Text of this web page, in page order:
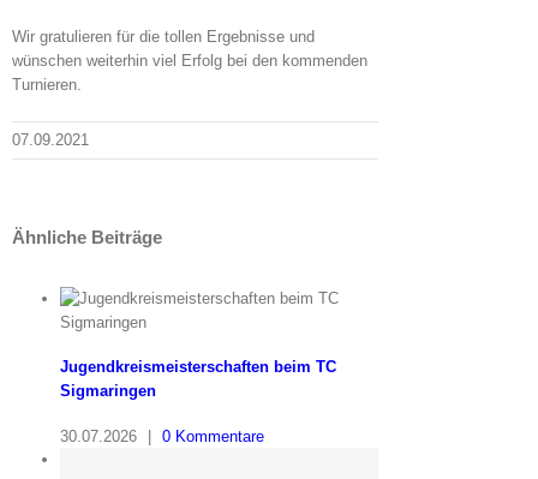
Wir gratulieren für die tollen Ergebnisse und
wünschen weiterhin viel Erfolg bei den kommenden
Turnieren.
07.09.2021
Ähnliche Beiträge
Jugendkreismeisterschaften beim TC
Sigmaringen
30.07.2026 | 0 Kommentare